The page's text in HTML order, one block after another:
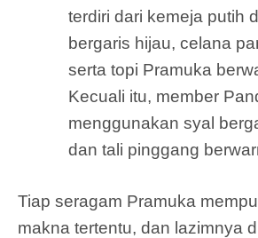
terdiri dari kemeja putih
bergaris hijau, celana
serta topi Pramuka
Kecuali itu, member
menggunakan syal
dan tali pinggang
Tiap seragam Pramuka
makna tertentu, dan lazimnya